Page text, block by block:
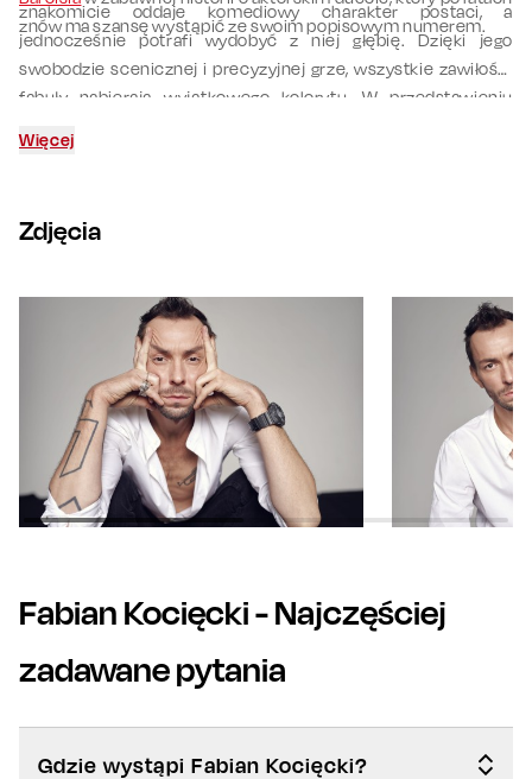
znów ma szansę wystąpić ze swoim popisowym numerem.
znakomicie oddaje komediowy charakter postaci, a
jednocześnie potrafi wydobyć z niej głębię. Dzięki jego
swobodzie scenicznej i precyzyjnej grze, wszystkie zawiłości
fabuły nabierają wyjątkowego kolorytu. W przedstawieniu
Hycnar
Więcej
Zdjęcia
Fabian Kocięcki- Najczęściej
zadawane pytania
Gdzie wystąpi Fabian Kocięcki?